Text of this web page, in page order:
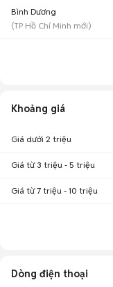
Bình Dương
(TP Hồ Chí Minh mới)
Khoảng giá
Giá dưới 2 triệu
Giá từ 3 triệu - 5 triệu
Giá từ 7 triệu - 10 triệu
Dòng điện thoại